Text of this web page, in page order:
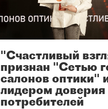
"Счастливый
признан "Сетью
салонов оптики"
лидером доверия
потребителей